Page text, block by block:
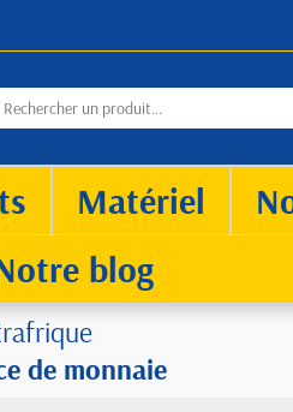
Matériel
blog
de monnaie